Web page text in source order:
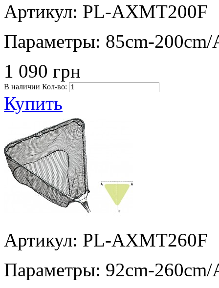
Артикул: PL-AXMT200F
Параметры: 85cm-200cm/
1 090 грн
В наличии Кол-во:
Купить
Артикул: PL-AXMT260F
Параметры: 92cm-260cm/